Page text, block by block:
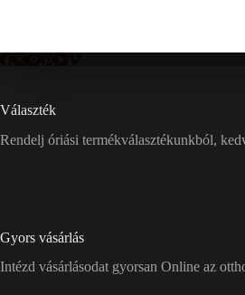
Választék
Rendelj óriási termékválasztékunkból,
Gyors vásárlás
Intézd vásárlásodat gyorsan Online az